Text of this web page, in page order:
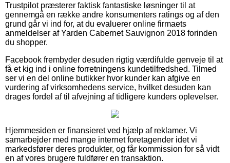
Trustpilot præsterer faktisk fantastiske løsninger til at
gennemgå en række andre konsumenters ratings og af den
grund går vi ind for, at du evaluerer online firmaets
anmeldelser af Yarden Cabernet Sauvignon 2018 forinden
du shopper.
Facebook frembyder desuden rigtig værdifulde genveje til at
få et kig ind i online forretningens kundetilfredshed. Tilmed
ser vi en del online butikker hvor kunder kan afgive en
vurdering af virksomhedens service, hvilket desuden kan
drages fordel af til afvejning af tidligere kunders oplevelser.
Hjemmesiden er finansieret ved hjælp af reklamer. Vi
samarbejder med mange internet foretagender idet vi
markedsfører deres produkter, og får kommission for så vidt
en af vores brugere fuldfører en transaktion.